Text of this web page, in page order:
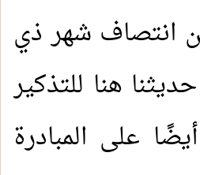
انتصاف شهر ذي
هنا للتذكير
على المبادرة